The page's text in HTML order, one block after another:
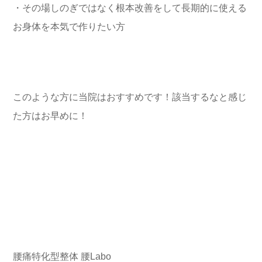
・その場しのぎではなく根本改善をして長期的に使える
お身体を本気で作りたい方
このような方に当院はおすすめです！該当するなと感じ
た方はお早めに！
腰痛特化型整体 腰Labo